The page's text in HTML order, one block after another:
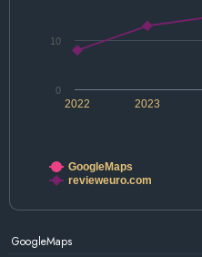
2022 2023
0
10
GoogleMaps
revieweuro.com
GoogleMaps